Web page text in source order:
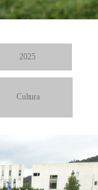
2025
Cultura